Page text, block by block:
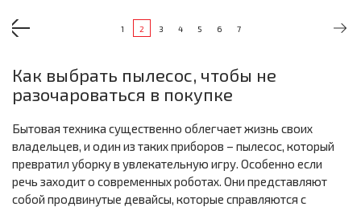
1 2 3 4 5 6 7
Как выбрать пылесос, чтобы не
разочароваться в покупке
Бытовая техника существенно облегчает жизнь своих
владельцев, и один из таких приборов – пылесос, который
превратил уборку в увлекательную игру. Особенно если
речь заходит о современных роботах. Они представляют
собой продвинутые девайсы, которые справляются с